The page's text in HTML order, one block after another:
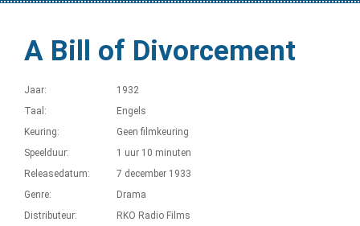
A Bill of Divorcement
Jaar:
1932
Taal:
Engels
Keuring:
Geen filmkeuring
Speelduur:
1 uur 10 minuten
Releasedatum:
7 december 1933
Genre:
Drama
Distributeur:
RKO Radio Films